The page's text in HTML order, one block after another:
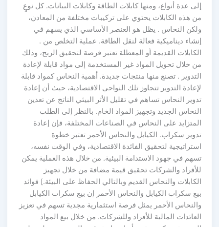
إلى عدة أنواع، ومنها كابلات الطاقة وكابلات البيانات. كل نوعٍ
من هذه الكابلات يحتوي على تركيبات مختلفة من المعادن،
ولكن النحاس . يظل هو العنصر الأساسي الذي يسهم في
إنشاء ديناميكية فعالة لنقل الطاقة. عملية التخلص من .
الكابلات القديمة أو المعطلة تعتبر فرصة لتحقيق الربح، وذلك
من خلال تحويل المواد غير المستخدمة إلى مواد قابلة لإعادة
التدوير . تصنع منها منتجات جديدة. أهمية النحاس كمواد قابلة
لإعادة التدوير تتجاوز تلك النواحي الاقتصادية، حيث أن إعادة
تدوير النحاس تساهم في تقليل الأثر البيئي الناتج عن تعدين
النحاس الجديد وتجهيز المواد الخام. بالنظر إلى الطلب
المتزايد على النحاس في الصناعات المختلفة، فإن إعادة
تدوير سكراب. الكيابل والنحاس الأحمر تعتبر خطوة
استراتيجية لتحقيق الفائدة الاقتصادية، وفي الوقت نفسه،
تسهم في جهود الاستدامة البيئية. من خلال هذه العملية يمكن
للأفراد والشركات تحقيق قيمة مضافة من خلال تجهيز
الكابلات والنحاس القديم وبالتالي الحفاظ على البيئة.] فوائد
بيع سكراب الكيابل والنحاس الأحمر إن بيع سكراب الكيابل
والنحاس الأحمر يمثل فرصة استثمارية مجدية تسهم في تعزيز
العائدات المالية للأفراد وللشركات. من خلال بيع المواد